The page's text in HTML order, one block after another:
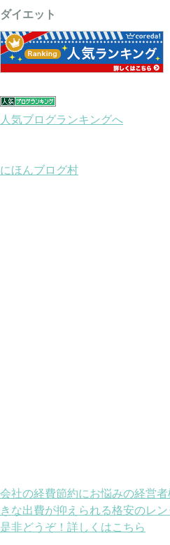
ダイエット
人気ブログランキングへ
にほんブログ村
会社の経費節約にお悩みの経営
きな出費が抑えられる格安のレ
是非どうぞ！詳しくはこちら